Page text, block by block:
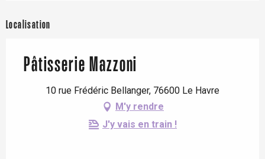
Localisation
Pâtisserie Mazzoni
10 rue Frédéric Bellanger, 76600 Le Havre
M'y rendre
J'y vais en train !